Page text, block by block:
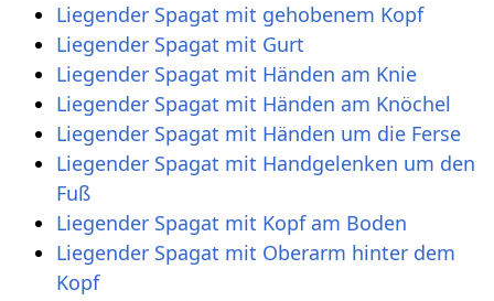
Liegender Spagat mit gehobenem Kopf
Liegender Spagat mit Gurt
Liegender Spagat mit Händen am Knie
Liegender Spagat mit Händen am Knöchel
Liegender Spagat mit Händen um die Ferse
Liegender Spagat mit Handgelenken um den
Fuß
Liegender Spagat mit Kopf am Boden
Liegender Spagat mit Oberarm hinter dem
Kopf